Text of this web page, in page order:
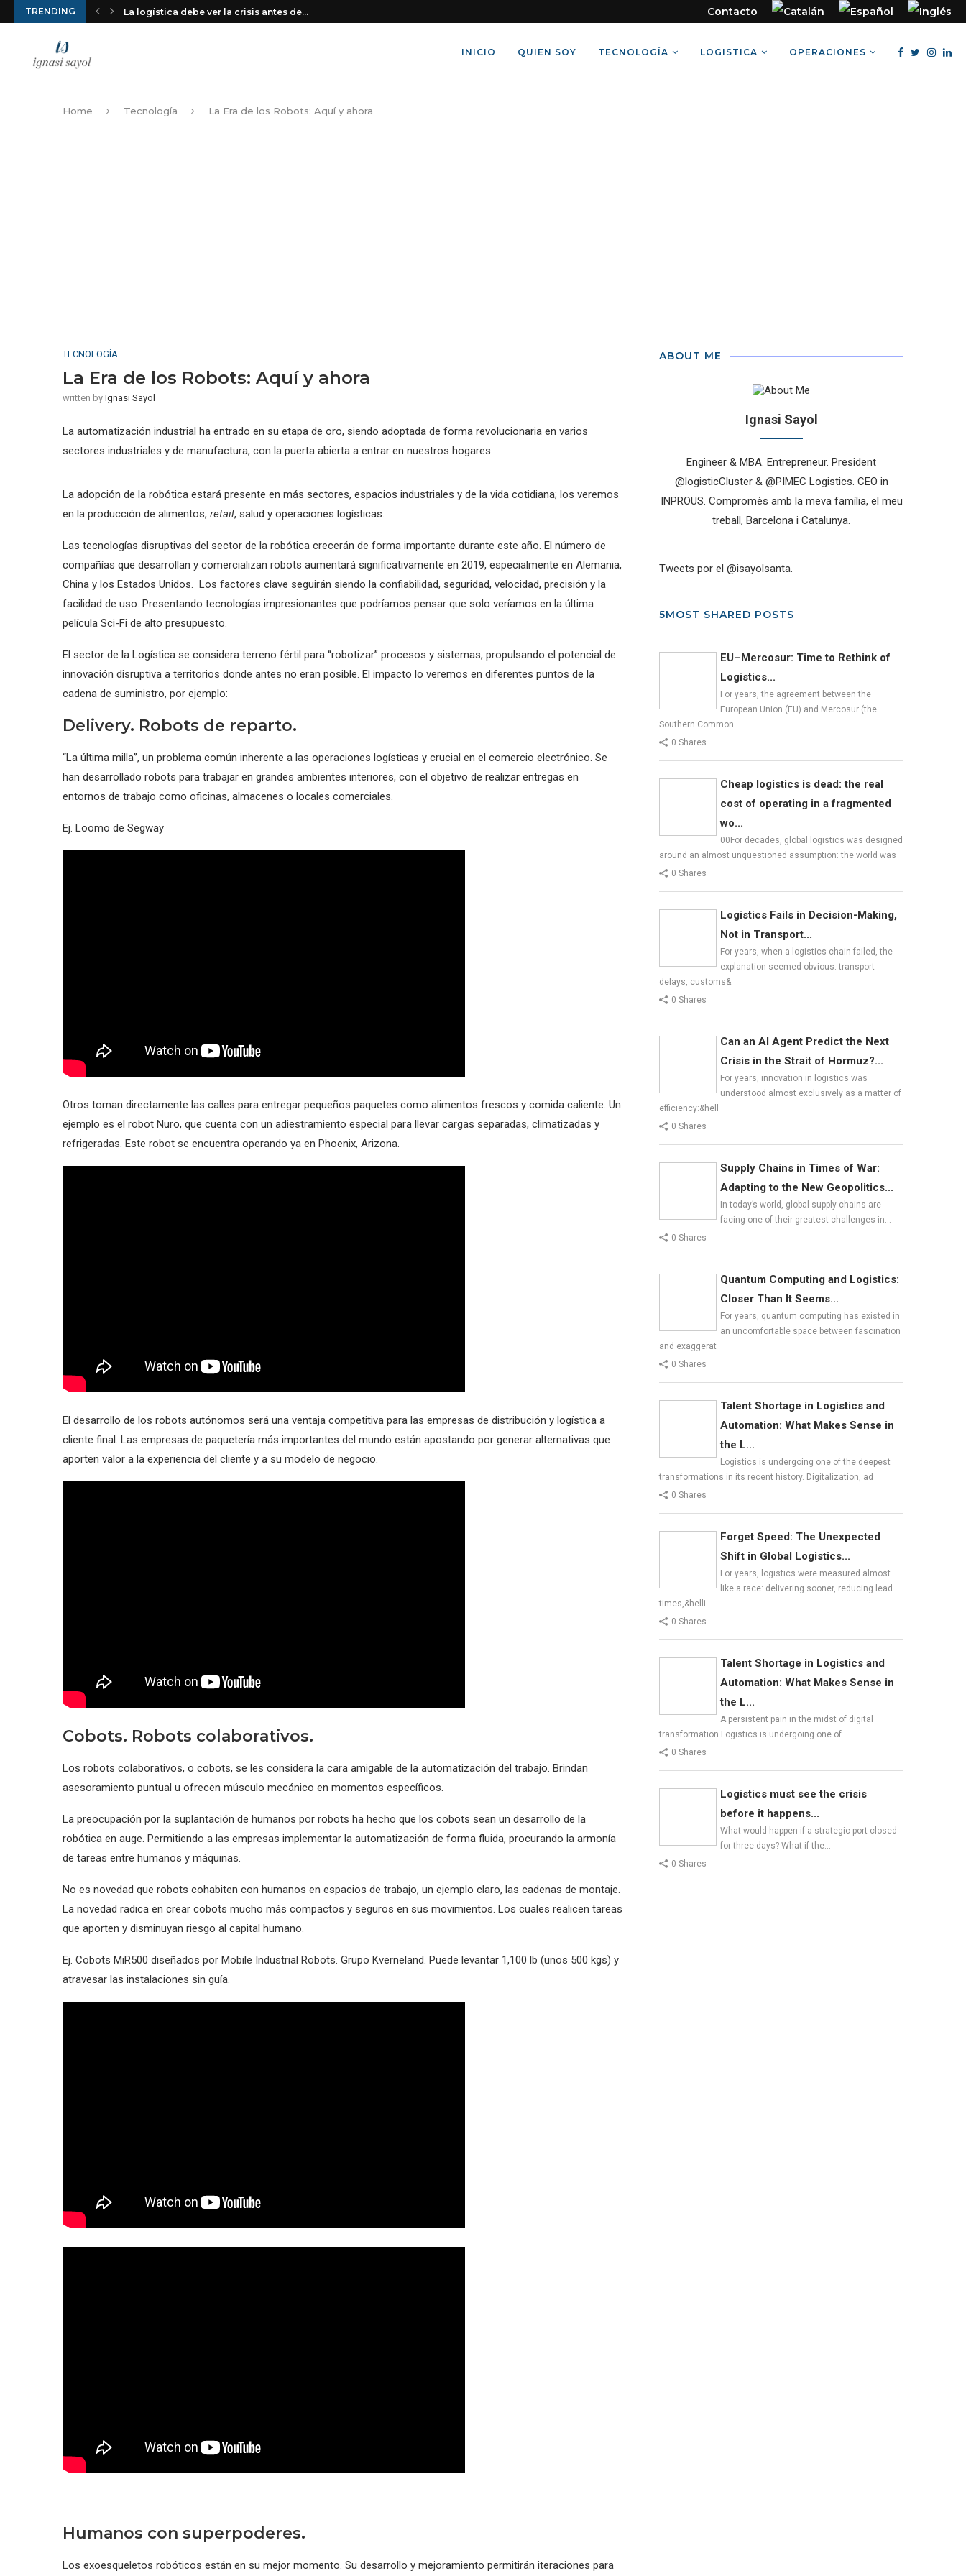
TRENDING La logística debe ver la crisis antes de... Contacto
INICIO QUIEN SOY TECNOLOGÍA LOGISTICA OPERACIONES
Home Tecnología La Era de los Robots: Aquí y ahora
TECNOLOGÍA
La Era de los Robots: Aquí y ahora
written by Ignasi Sayol
La automatización industrial ha entrado en su etapa de oro, siendo adoptada de forma revolucionaria en varios
sectores industriales y de manufactura, con la puerta abierta a entrar en nuestros hogares.
La adopción de la robótica estará presente en más sectores, espacios industriales y de la vida cotidiana; los veremos
en la producción de alimentos, retail, salud y operaciones logísticas.
Las tecnologías disruptivas del sector de la robótica crecerán de forma importante durante este año. El número de
compañías que desarrollan y comercializan robots aumentará significativamente en 2019, especialmente en Alemania,
China y los Estados Unidos. Los factores clave seguirán siendo la confiabilidad, seguridad, velocidad, precisión y la
facilidad de uso. Presentando tecnologías impresionantes que podríamos pensar que solo veríamos en la última
película Sci-Fi de alto presupuesto.
El sector de la Logística se considera terreno fértil para “robotizar” procesos y sistemas, propulsando el potencial de
innovación disruptiva a territorios donde antes no eran posible. El impacto lo veremos en diferentes puntos de la
cadena de suministro, por ejemplo:
Delivery. Robots de reparto.
“La última milla”, un problema común inherente a las operaciones logísticas y crucial en el comercio electrónico. Se
han desarrollado robots para trabajar en grandes ambientes interiores, con el objetivo de realizar entregas en
entornos de trabajo como oficinas, almacenes o locales comerciales.
Ej. Loomo de Segway
Otros toman directamente las calles para entregar pequeños paquetes como alimentos frescos y comida caliente. Un
ejemplo es el robot Nuro, que cuenta con un adiestramiento especial para llevar cargas separadas, climatizadas y
refrigeradas. Este robot se encuentra operando ya en Phoenix, Arizona.
El desarrollo de los robots autónomos será una ventaja competitiva para las empresas de distribución y logística a
cliente final. Las empresas de paquetería más importantes del mundo están apostando por generar alternativas que
aporten valor a la experiencia del cliente y a su modelo de negocio.
Cobots. Robots colaborativos.
Los robots colaborativos, o cobots, se les considera la cara amigable de la automatización del trabajo. Brindan
asesoramiento puntual u ofrecen músculo mecánico en momentos específicos.
La preocupación por la suplantación de humanos por robots ha hecho que los cobots sean un desarrollo de la
robótica en auge. Permitiendo a las empresas implementar la automatización de forma fluida, procurando la armonía
de tareas entre humanos y máquinas.
No es novedad que robots cohabiten con humanos en espacios de trabajo, un ejemplo claro, las cadenas de montaje.
La novedad radica en crear cobots mucho más compactos y seguros en sus movimientos. Los cuales realicen tareas
que aporten y disminuyan riesgo al capital humano.
Ej. Cobots MiR500 diseñados por Mobile Industrial Robots. Grupo Kverneland. Puede levantar 1,100 lb (unos 500 kgs) y
atravesar las instalaciones sin guía.
Humanos con superpoderes.
Los exoesqueletos robóticos están en su mejor momento. Su desarrollo y mejoramiento permitirán iteraciones para
ABOUT ME
Ignasi Sayol
Engineer & MBA. Entrepreneur. President
@logisticCluster & @PIMEC Logistics. CEO in
INPROUS. Compromès amb la meva família, el meu
treball, Barcelona i Catalunya.
Tweets por el @isayolsanta.
5MOST SHARED POSTS
EU–Mercosur: Time to Rethink of
Logistics...
For years, the agreement between the
European Union (EU) and Mercosur (the
Southern Common…
0 Shares
Cheap logistics is dead: the real
cost of operating in a fragmented
wo...
00For decades, global logistics was designed
around an almost unquestioned assumption: the world was
0 Shares
Logistics Fails in Decision-Making,
Not in Transport...
For years, when a logistics chain failed, the
explanation seemed obvious: transport
delays, customs&
0 Shares
Can an AI Agent Predict the Next
Crisis in the Strait of Hormuz?...
For years, innovation in logistics was
understood almost exclusively as a matter of
efficiency:&hell
0 Shares
Supply Chains in Times of War:
Adapting to the New Geopolitics...
In today’s world, global supply chains are
facing one of their greatest challenges in…
0 Shares
Quantum Computing and Logistics:
Closer Than It Seems...
For years, quantum computing has existed in
an uncomfortable space between fascination
and exaggerat
0 Shares
Talent Shortage in Logistics and
Automation: What Makes Sense in
the L...
Logistics is undergoing one of the deepest
transformations in its recent history. Digitalization, ad
0 Shares
Forget Speed: The Unexpected
Shift in Global Logistics...
For years, logistics were measured almost
like a race: delivering sooner, reducing lead
times,&helli
0 Shares
Talent Shortage in Logistics and
Automation: What Makes Sense in
the L...
A persistent pain in the midst of digital
transformation Logistics is undergoing one of…
0 Shares
Logistics must see the crisis
before it happens...
What would happen if a strategic port closed
for three days? What if the…
0 Shares